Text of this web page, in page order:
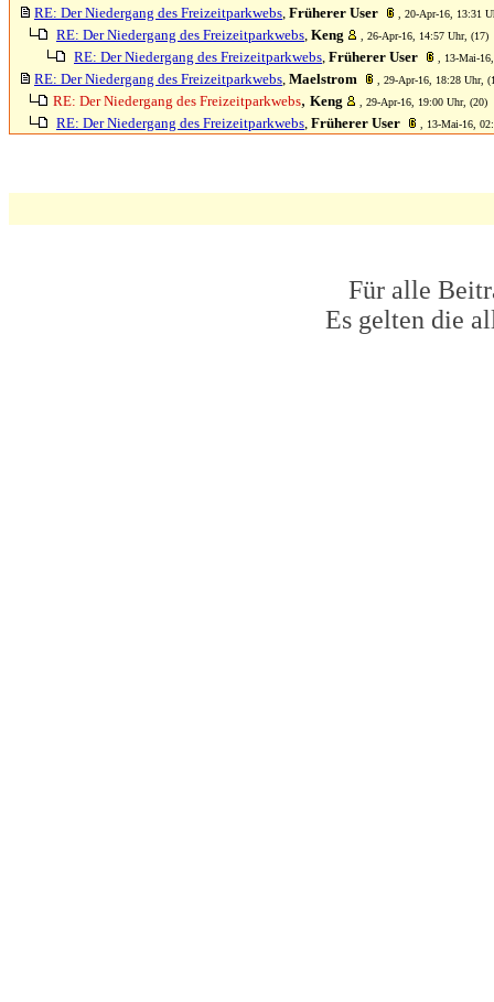
RE: Der Niedergang des Freizeitparkwebs, Früherer User , 20-Apr-16, 13:31
RE: Der Niedergang des Freizeitparkwebs, Keng , 26-Apr-16, 14:57 Uhr, (17)
RE: Der Niedergang des Freizeitparkwebs, Früherer User , 13-Mai-
RE: Der Niedergang des Freizeitparkwebs, Maelstrom , 29-Apr-16, 18:28 Uhr,
RE: Der Niedergang des Freizeitparkwebs, Keng , 29-Apr-16, 19:00 Uhr, (20)
RE: Der Niedergang des Freizeitparkwebs, Früherer User , 13-Mai-16,
Für alle
Es gelten die